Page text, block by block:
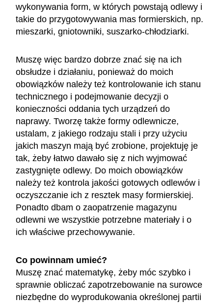
wykonywania form, w których powstają odlewy i
takie do przygotowywania mas formierskich, np.
mieszarki, gniotowniki, suszarko-chłodziarki.
Muszę więc bardzo dobrze znać się na ich
obsłudze i działaniu, ponieważ do moich
obowiązków należy też kontrolowanie ich stanu
technicznego i podejmowanie decyzji o
konieczności oddania tych urządzeń do
naprawy. Tworzę także formy odlewnicze,
ustalam, z jakiego rodzaju stali i przy użyciu
jakich maszyn mają być zrobione, projektuję je
tak, żeby łatwo dawało się z nich wyjmować
zastygnięte odlewy. Do moich obowiązków
należy też kontrola jakości gotowych odlewów i
oczyszczanie ich z resztek masy formierskiej.
Ponadto dbam o zaopatrzenie magazynu
odlewni we wszystkie potrzebne materiały i o
ich właściwe przechowywanie.
Co powinnam umieć?
Muszę znać matematykę, żeby móc szybko i
sprawnie obliczać zapotrzebowanie na surowce
niezbędne do wyprodukowania określonej partii